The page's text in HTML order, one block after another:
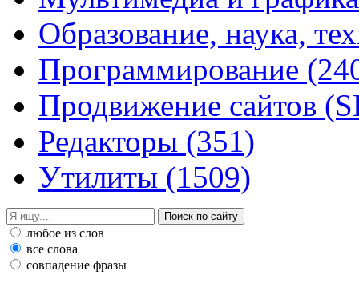
Образование, наука,
Программирование
Продвижение сайтов
Редакторы (351)
Утилиты (1509)
любое из слов
все слова
совпадение фразы